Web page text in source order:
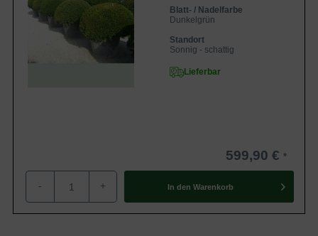
Blatt- / Nadelfarbe
Dunkelgrün
Standort
Sonnig - schattig
Lieferbar
599,90 €
- + In den Warenkorb